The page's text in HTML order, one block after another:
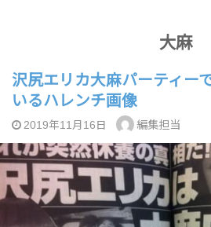
大麻
沢尻エリカ大麻パーティー
いるハレンチ画像
2019年11月16日 編集担当